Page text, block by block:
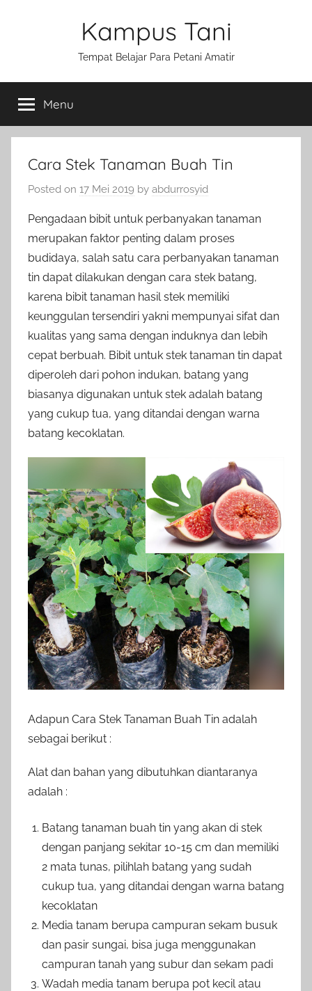
Kampus Tani
Tempat Belajar Para Petani Amatir
Menu
Cara Stek Tanaman Buah Tin
Posted on 17 Mei 2019 by abdurrosyid
Pengadaan bibit untuk perbanyakan tanaman
merupakan faktor penting dalam proses
budidaya, salah satu cara perbanyakan tanaman
tin dapat dilakukan dengan cara stek batang,
karena bibit tanaman hasil stek memiliki
keunggulan tersendiri yakni mempunyai sifat dan
kualitas yang sama dengan induknya dan lebih
cepat berbuah. Bibit untuk stek tanaman tin dapat
diperoleh dari pohon indukan, batang yang
biasanya digunakan untuk stek adalah batang
yang cukup tua, yang ditandai dengan warna
batang kecoklatan.
Adapun Cara Stek Tanaman Buah Tin adalah
sebagai berikut :
Alat dan bahan yang dibutuhkan diantaranya
adalah :
Batang tanaman buah tin yang akan di stek
dengan panjang sekitar 10-15 cm dan memiliki
2 mata tunas, pilihlah batang yang sudah
cukup tua, yang ditandai dengan warna batang
kecoklatan
Media tanam berupa campuran sekam busuk
dan pasir sungai, bisa juga menggunakan
campuran tanah yang subur dan sekam padi
Wadah media tanam berupa pot kecil atau